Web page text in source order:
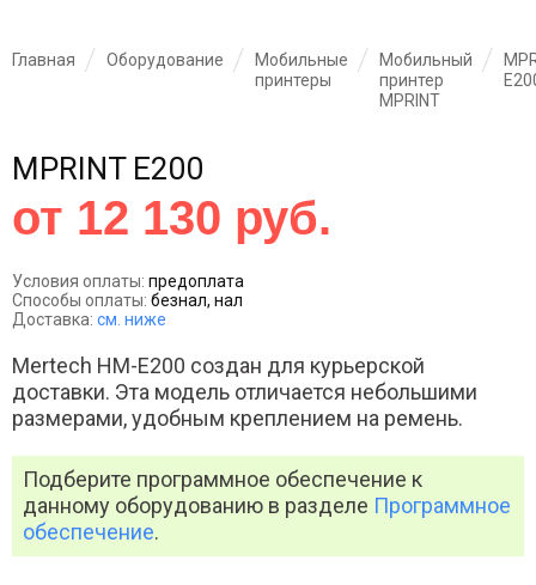
Главная Оборудование
Мобильные
принтеры
Мобильный
принтер
MPRINT
MPRINT E200
от 12 130 руб.
Условия оплаты: предоплата
Способы оплаты: безнал, нал
Доставка: см. ниже
Mertech HM-E200 создан для курьерской
доставки. Эта модель отличается небольшими
размерами, удобным креплением на ремень.
Подберите программное обеспечение к
данному оборудованию в разделе Программное
обеспечение.